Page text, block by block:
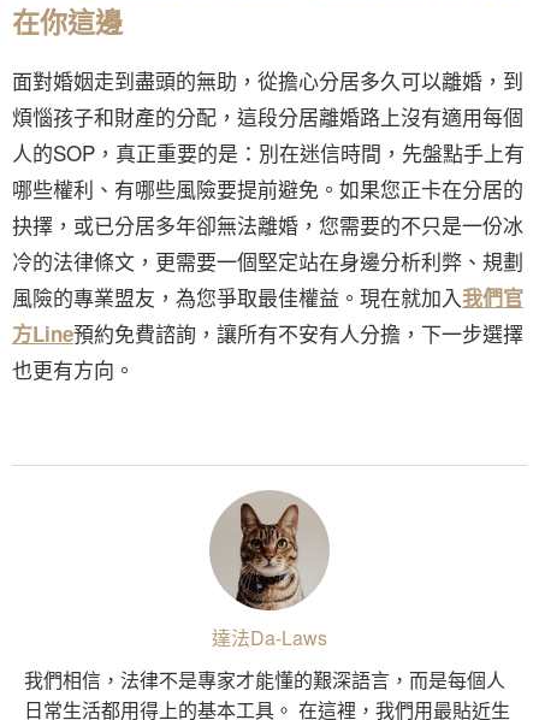
在你這邊
面對婚姻走到盡頭的無助，從擔心分居多久可以離婚，到
煩惱孩子和財產的分配，這段分居離婚路上沒有適用每個
人的SOP，真正重要的是：別在迷信時間，先盤點手上有
哪些權利、有哪些風險要提前避免。如果您正卡在分居的
抉擇，或已分居多年卻無法離婚，您需要的不只是一份冰
冷的法律條文，更需要一個堅定站在身邊分析利弊、規劃
風險的專業盟友，為您爭取最佳權益。現在就加入我們官
方Line預約免費諮詢，讓所有不安有人分擔，下一步選擇
也更有方向。
達法Da-Laws
我們相信，法律不是專家才能懂的艱深語言，而是每個人
日常生活都用得上的基本工具。 在這裡，我們用最貼近生